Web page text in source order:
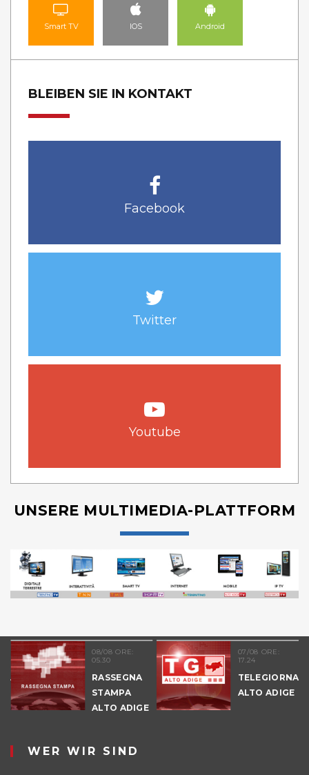
Smart TV IOS Android
BLEIBEN SIE IN KONTAKT
Facebook
Twitter
Youtube
UNSERE MULTIMEDIA-PLATTFORM
08/08 ORE:
05.30
RASSEGNA
STAMPA
ALTO ADIGE
07/08 ORE:
17.24
ALTO ADIGE
WER WIR SIND